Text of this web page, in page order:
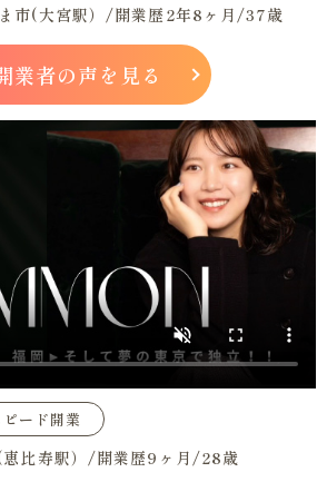
市(大宮駅）/開業歴2年8ヶ月/37歳
業者の声を見る
ピード開業
比寿駅）/開業歴9ヶ月/28歳